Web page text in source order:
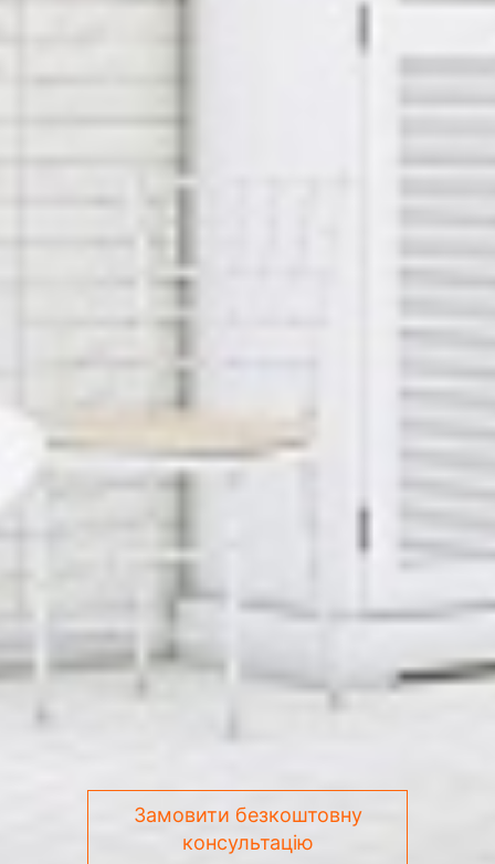
Замовити безкоштовну
консультацію